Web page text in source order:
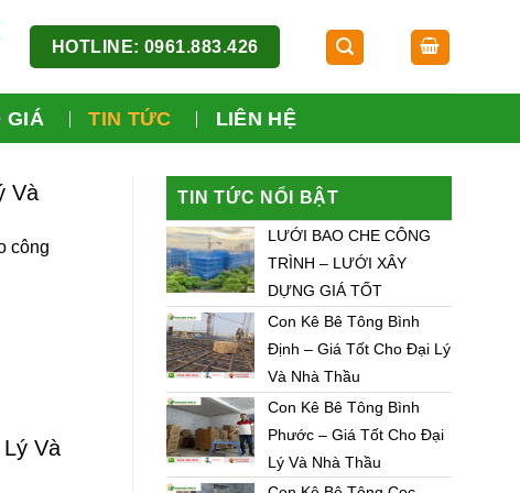
HOTLINE: 0961.883.426
GIÁ TIN TỨC LIÊN HỆ
Và
công
Và
TIN TỨC NỔI BẬT
LƯỚI BAO CHE CÔNG
TRÌNH – LƯỚI XÂY
DỰNG GIÁ TỐT
Con Kê Bê Tông Bình
Định – Giá Tốt Cho Đại Lý
Và Nhà Thầu
Con Kê Bê Tông Bình
Phước – Giá Tốt Cho Đại
Lý Và Nhà Thầu